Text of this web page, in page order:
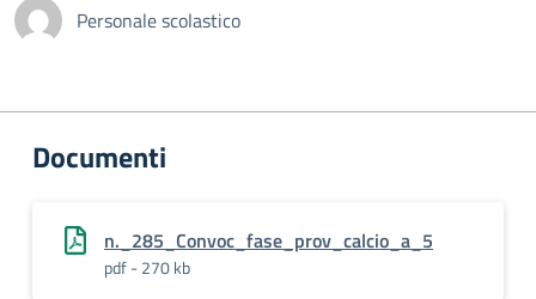
Personale scolastico
Documenti
n._285_Convoc_fase_prov_calcio_a_5
pdf - 270 kb